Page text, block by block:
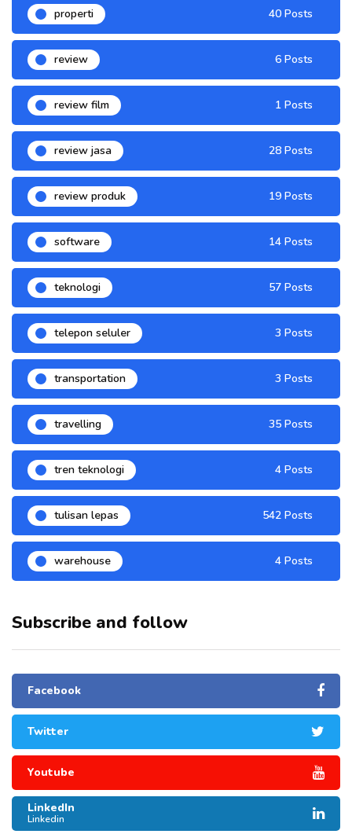
properti 40 Posts
review 6 Posts
review film 1 Posts
review jasa 28 Posts
review produk 19 Posts
software 14 Posts
teknologi 57 Posts
telepon seluler 3 Posts
transportation 3 Posts
travelling 35 Posts
tren teknologi 4 Posts
tulisan lepas 542 Posts
warehouse 4 Posts
Subscribe and follow
Facebook
Twitter
Youtube
LinkedIn
Linkedin